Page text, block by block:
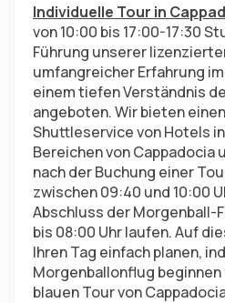
Individuelle Tour in
von 10:00 bis 17:00-17:30
Führung unserer
umfangreicher Erfahrung
einem tiefen Verständnis
angeboten. Wir bieten
Shuttleservice von Hotels
Bereichen von
nach der Buchung einer
zwischen 09:40 und 10:00
Abschluss der Morgenball-
bis 08:00 Uhr laufen. Auf
Ihren Tag einfach planen,
Morgenballonflug
blauen Tour von